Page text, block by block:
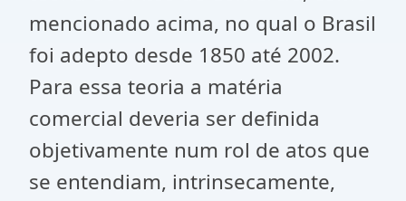
mencionado acima, no qual o Brasil
foi adepto desde 1850 até 2002.
Para essa teoria a matéria
comercial deveria ser definida
objetivamente num rol de atos que
se entendiam, intrinsecamente,